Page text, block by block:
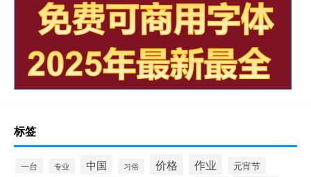
标签
一台 专业 中国 习俗 价格 作业 元宵节